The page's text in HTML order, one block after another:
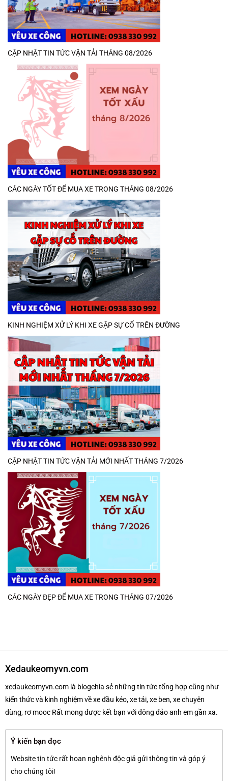
CẬP NHẬT TIN TỨC VẬN TẢI THÁNG 08/2026
CÁC NGÀY TỐT ĐỂ MUA XE TRONG THÁNG 08/2026
KINH NGHIỆM XỬ LÝ KHI XE GẶP SỰ CỐ TRÊN ĐƯỜNG
CẬP NHẬT TIN TỨC VẬN TẢI MỚI NHẤT THÁNG 7/2026
CÁC NGÀY ĐẸP ĐỂ MUA XE TRONG THÁNG 07/2026
Xedaukeomyvn.com
xedaukeomyvn.com là blogchia sẻ những tin tức tổng hợp cũng như
kiến thức và kinh nghiệm về xe đầu kéo, xe tải, xe ben, xe chuyên
dùng, rơ mooc Rất mong được kết bạn với đông đảo anh em gần xa.
Ý kiến bạn đọc
Website tin tức rất hoan nghênh độc giả gửi thông tin và góp ý
cho chúng tôi!